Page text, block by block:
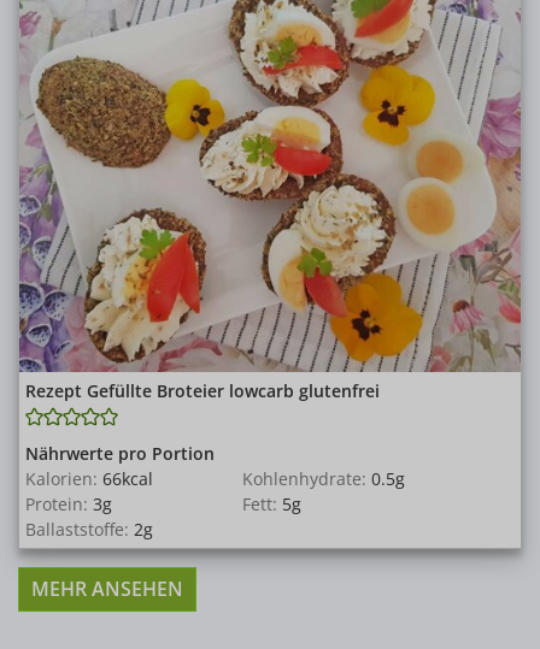
Rezept Gefüllte Broteier lowcarb glutenfrei
Nährwerte pro Portion
Kalorien: 66kcal Kohlenhydrate: 0.5g
Protein: 3g Fett: 5g
Ballaststoffe: 2g
MEHR ANSEHEN